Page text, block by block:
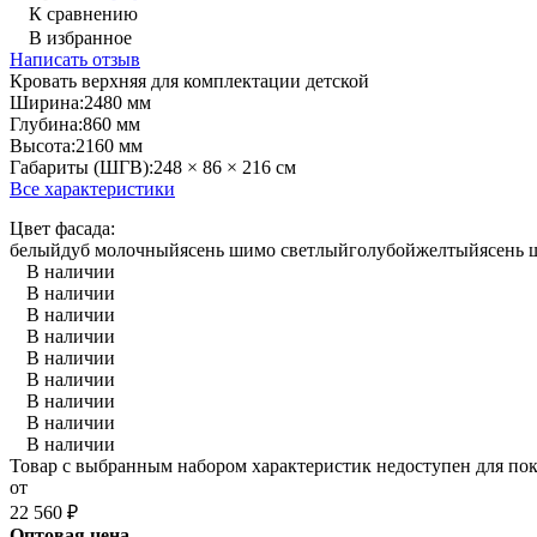
К сравнению
В избранное
Написать отзыв
Кровать верхняя для комплектации детской
Ширина:2480 мм
Глубина:860 мм
Высота:2160 мм
Габариты (ШГВ):248 × 86 × 216 см
Все характеристики
Цвет фасада:
белыйдуб молочныйясень шимо светлыйголубойжелтыйясень
В наличии
В наличии
В наличии
В наличии
В наличии
В наличии
В наличии
В наличии
В наличии
Товар с выбранным набором характеристик недоступен для
от
22 560 ₽